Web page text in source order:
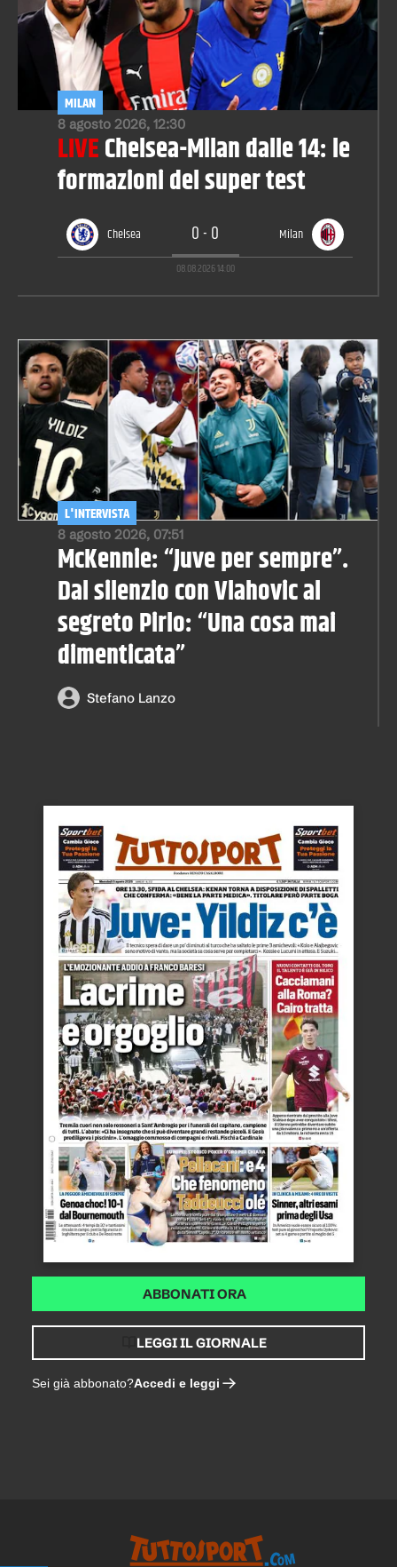
8 agosto 2026, 12:30
MILAN
LIVEChelsea-Milan dalle 14: le
formazioni del super test
Chelsea 0-0 Milan
08.08.202614:00
8 agosto 2026, 07:51
L'INTERVISTA
McKennie: “Juve per sempre”.
Dal silenzio con Vlahovic al
segreto Pirlo: “Una cosa mai
dimenticata”
Stefano Lanzo
ABBONATI ORA
LEGGI IL GIORNALE
Sei già abbonato?Accedi e leggi